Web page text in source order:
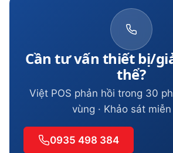
Cần tư vấn thiết bị/
thể?
Việt POS phản hồi trong 30
vùng · Khảo sát
0935 498 384